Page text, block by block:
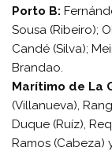
Porto B:
Sousa (Ribeiro);
Candé (Silva);
Brandao.
Marítimo de La
(Villanueva),
Duque (Ruíz),
Ramos (Cabeza)